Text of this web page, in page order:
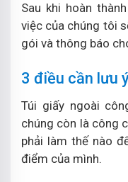
Sau khi hoàn
việc của chúng tôi
gói và thông báo
3 điều cần lưu
Túi giấy ngoài
chúng còn là công
phải làm thế nào
điểm của mình.